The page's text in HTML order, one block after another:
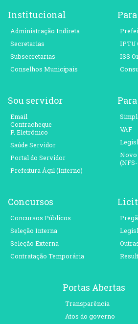
Institucional
Administração Indireta
Secretarias
Subsecretarias
Conselhos Municipais
IPTU
ISS
Sou servidor
Email
Contracheque
P. Eletrônico
Saúde Servidor
Portal do Servidor
Prefeitura Ágil (Interno)
VAF
Novo
(NFS-
Concursos
Concursos Públicos
Seleção Interna
Seleção Externa
Contratação Temporária
Portas Abertas
Transparência
Atos do governo